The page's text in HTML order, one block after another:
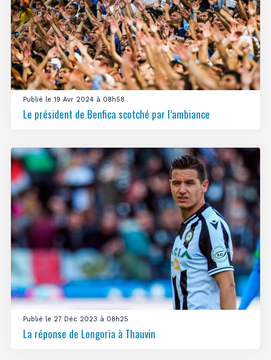
Publié le 19 Avr 2024 à 08h58
Le président de Benfica scotché par l’ambiance
Publié le 27 Déc 2023 à 08h25
La réponse de Longoria à Thauvin